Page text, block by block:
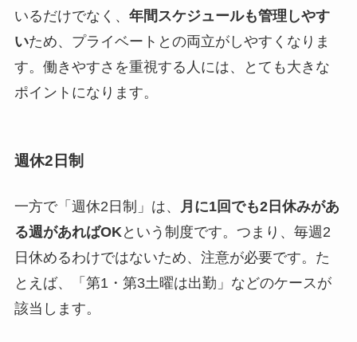
いるだけでなく、 年間スケジュールも管理しやす
いため、プライベートとの両立がしやすくなりま
す。働きやすさを重視する人には、とても大きな
ポイントになります。
週休2日制
一方で「週休2日制」は、
月に1回でも2日休みがあ
る週があればOK という制度です。つまり、毎週2
日休めるわけではないため、注意が必要です。た
とえば、「第1・第3土曜は出勤」などのケースが
該当します。